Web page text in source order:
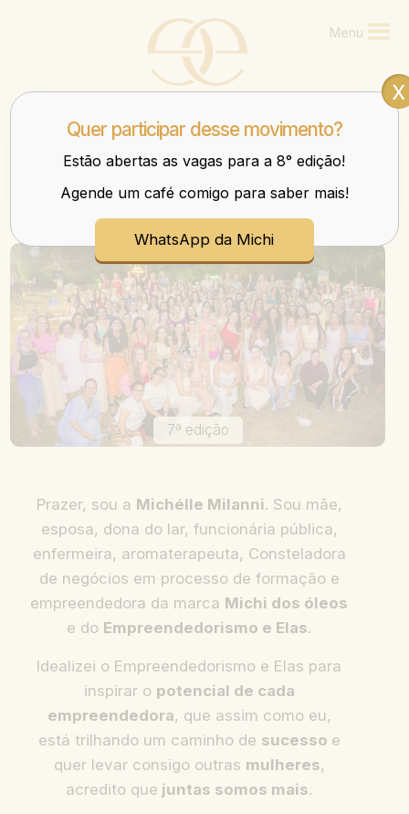
Mulheres que transbordam nos negócios e na vida.
Menu
7ª edição
Prazer, sou a Michélle Milanni. Sou mãe,
esposa, dona do lar, funcionária pública,
enfermeira, aromaterapeuta, Consteladora
de negócios em processo de formação e
empreendedora da marca Michi dos óleos
e do Empreendedorismo e Elas.
Idealizei o Empreendedorismo e Elas para
inspirar o potencial de cada
empreendedora, que assim como eu,
está trilhando um caminho de sucesso e
quer levar consigo outras mulheres,
acredito que juntas somos mais.
Quer participar desse movimento?
Estão abertas as vagas para a 8° edição!
Agende um café comigo para saber mais!
WhatsApp da Michi
x